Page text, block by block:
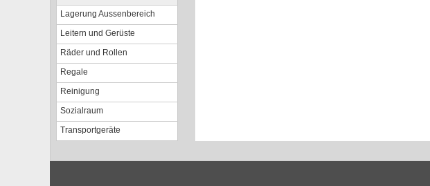
Lagerung Aussenbereich
Leitern und Gerüste
Räder und Rollen
Regale
Reinigung
Sozialraum
Transportgeräte